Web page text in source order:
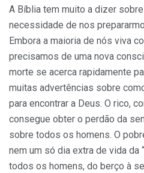
A Bíblia tem muito a dizer
necessidade de nos
Embora a maioria de nós viva
precisamos de uma nova
morte se acerca rapidamente
muitas advertências sobre
para encontrar a Deus. O rico,
consegue obter o perdão da
sobre todos os homens. O
nem um só dia extra de vida da
todos os homens, do berço à